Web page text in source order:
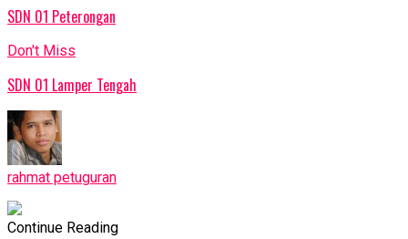
SDN 01 Peterongan
Don't Miss
SDN 01 Lamper Tengah
rahmat petuguran
Continue Reading